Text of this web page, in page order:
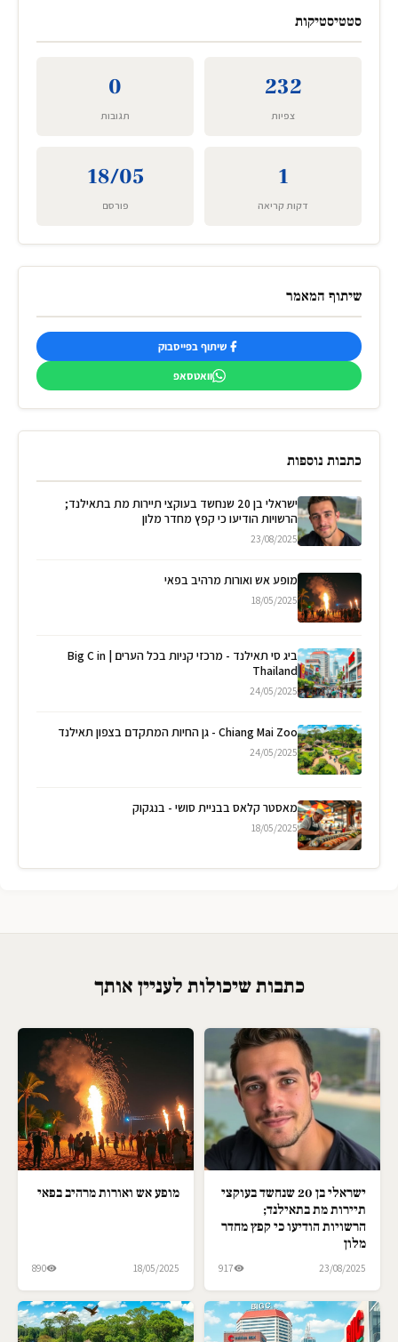
סטטיסטיקות
232
צפיות
0
תגובות
1
דקות קריאה
18/05
פורסם
שיתוף המאמר
שיתוף בפייסבוק
וואטסאפ
כתבות נוספות
ישראלי בן 20 שנחשד בעוקצי תיירות מת בתאילנד;
הרשויות הודיעו כי קפץ מחדר מלון
23/08/2025
מופע אש ואורות מרהיב בפאי
18/05/2025
ביג סי תאילנד - מרכזי קניות בכל הערים | Big C in
Thailand
24/05/2025
Chiang Mai Zoo - גן החיות המתקדם בצפון תאילנד
24/05/2025
מאסטר קלאס בבניית סושי - בנגקוק
18/05/2025
כתבות שיכולות לעניין אותך
ישראלי בן 20 שנחשד בעוקצי
תיירות מת בתאילנד;
הרשויות הודיעו כי קפץ מחדר
מלון
23/08/2025
917
מופע אש ואורות מרהיב בפאי
18/05/2025
890